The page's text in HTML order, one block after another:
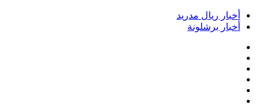
أخبار ريال مدريد
أخبار برشلونة